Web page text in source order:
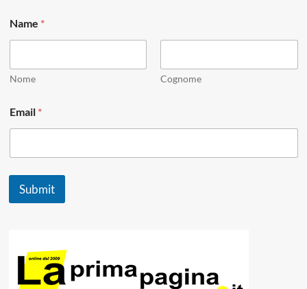
m
a
l
N
e
*
Name *
Nome Cognome
Email *
Submit